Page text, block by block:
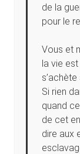
de la
pour le
Vous et
la vie
Si rien
quand
de cet
dire aux